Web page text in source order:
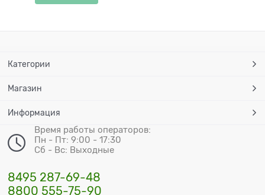
Категории
Магазин
Информация
Время работы операторов:
Пн - Пт: 9:00 - 17:30
Сб - Вс: Выходные
8495 287-69-48
8800 555-75-90